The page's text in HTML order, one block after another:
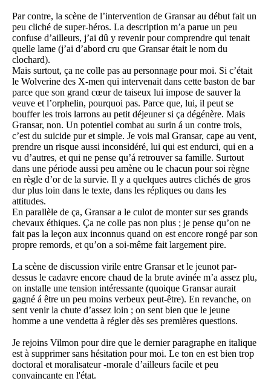
Par contre, la scène de l’intervention de Gransar au début fait un
peu cliché de super-héros. La description m’a parue un peu
confuse d’ailleurs, j’ai dû y revenir pour comprendre qui tenait
quelle lame (j’ai d’abord cru que Gransar était le nom du
clochard).
Mais surtout, ça ne colle pas au personnage pour moi. Si c’était
le Wolverine des X-men qui intervenait dans cette baston de bar
parce que son grand cœur de taiseux lui impose de sauver la
veuve et l’orphelin, pourquoi pas. Parce que, lui, il peut se
bouffer les trois larrons au petit déjeuner si ça dégénère. Mais
Gransar, non. Un potentiel combat au surin á un contre trois,
c’est du suicide pur et simple. Je vois mal Gransar, cape au vent,
prendre un risque aussi inconsidéré, lui qui est endurci, qui en a
vu d’autres, et qui ne pense qu’á retrouver sa famille. Surtout
dans une période aussi peu amène ou le chacun pour soi règne
en règle d’or de la survie. Il y a quelques autres clichés de gros
dur plus loin dans le texte, dans les répliques ou dans les
attitudes.
En parallèle de ça, Gransar a le culot de monter sur ses grands
chevaux éthiques. Ça ne colle pas non plus ; je pense qu’on ne
fait pas la leçon aux inconnus quand on est encore rongé par son
propre remords, et qu’on a soi-même fait largement pire.
La scène de discussion virile entre Gransar et le jeunot par-
dessus le cadavre encore chaud de la brute avinée m’a assez plu,
on installe une tension intéressante (quoique Gransar aurait
gagné á être un peu moins verbeux peut-être). En revanche, on
sent venir la chute d’assez loin ; on sent bien que le jeune
homme a une vendetta à régler dès ses premières questions.
Je rejoins Vilmon pour dire que le dernier paragraphe en italique
est à supprimer sans hésitation pour moi. Le ton en est bien trop
doctoral et moralisateur -morale d’ailleurs facile et peu
convaincante en l'état.